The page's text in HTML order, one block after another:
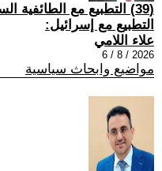
(39) التطبيع مع
التطبيع مع إسرائيل:
علاء اللامي
2026 / 8 / 6
مواضيع وابحاث سياسية